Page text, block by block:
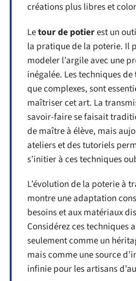
créations plus libres et
Letour de potierest un
la pratique de la poterie. Il
modeler l’argile avec une
inégalée. Les techniques
que complexes, sont
maîtriser cet art. La
savoir-faire se faisait
de maître à élève, mais
ateliers et des tutoriels
s’initier à ces techniques
L’évolution de la poterie à
montre une adaptation
besoins et aux matériaux
Considérez ces techniques
seulement comme un
mais comme une source
infinie pour les artisans